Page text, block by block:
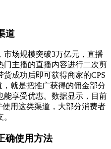
道
场规模突破3万亿元，直播
门主播的直播内容进行二次剪
成功后即可获得商家的CPS
就是把推广获得的佣金部分
能享受优惠。数据显示，目前
用这类渠道，大部分消费者
确使用方法